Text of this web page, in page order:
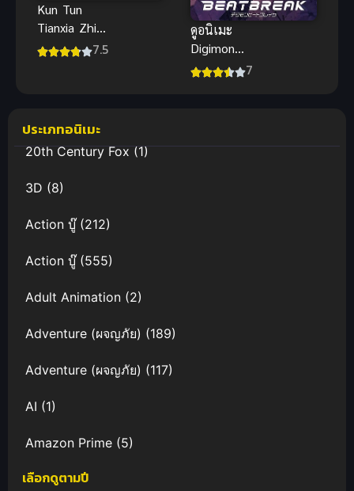
Kun Tun
Tianxia Zhi
Zhang Men
) พญามัจฉา
กลืนใต้หล้า
หวนกลับ
7.5
ดูอนิเมะ
Digimon
Beatbreak ดิ
7
ประเภทอนิเมะ
20th Century Fox(1)
3D (8)
Action บู๊(212)
Action บู๊(555)
Adult Animation (2)
Adventure (ผจญภัย) (189)
Adventure (ผจญภัย) (117)
AI (1)
Amazon Prime (5)
Anal (ประตูหลัง)
เลือกดูตามปี